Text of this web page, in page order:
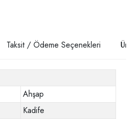
Taksit / Ödeme Seçenekleri
Ahşap
Kadife